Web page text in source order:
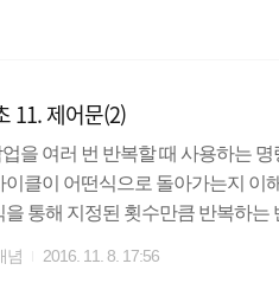
11. 제어문(2)
을 여러 번 반복할 때 사용하는
클이 어떤식으로 돌아가는지 이
을 통해 지정된 횟수만큼 반복하는
념 2016. 11. 8. 17:56